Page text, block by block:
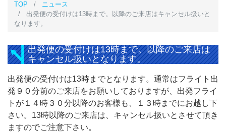
TOP
ニュース
出発便の受付けは13時まで。以降のご来店はキャンセル扱いと
なります。
出発便の受付けは13時まで。以降のご来店は
キャンセル扱いとなります。
出発便の受付けは13時までとなります。通常はフライト出
発９０分前のご来店をお願いしておりますが、出発フライ
トが１４時３０分以降のお客様も、１３時までにお越し下
さい。13時以降のご来店は、キャンセル扱いとさせて頂き
ますのでご注意下さい。